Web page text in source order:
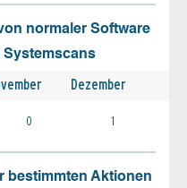
normaler Software
Systemscans
Dezember
0 1
bestimmten Aktionen